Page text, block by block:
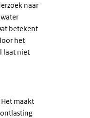
naar
betekent
het
laat niet
maakt